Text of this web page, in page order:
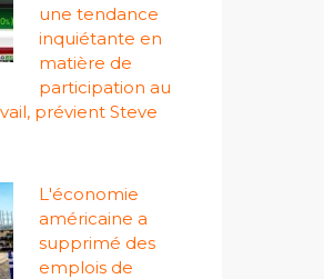
une tendance
inquiétante en
matière de
participation au
prévient Steve
L'économie
américaine a
supprimé des
emplois de